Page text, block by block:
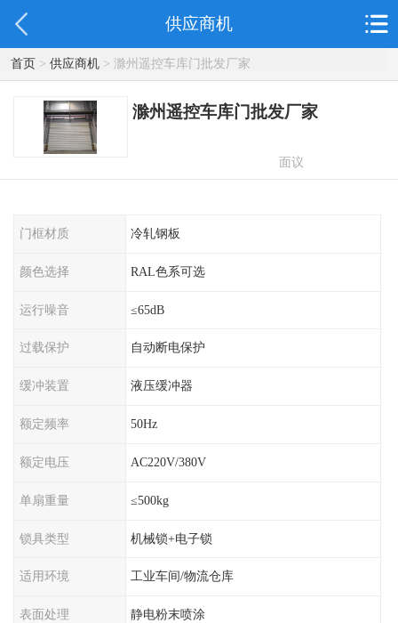
供应商机
首页> 供应商机> 滁州遥控车库门批发厂家
滁州遥控车库门批发厂家
面议
门框材质 冷轧钢板
颜色选择 RAL色系可选
运行噪音 ≤65dB
过载保护 自动断电保护
缓冲装置 液压缓冲器
额定频率 50Hz
额定电压 AC220V/380V
单扇重量 ≤500kg
锁具类型 机械锁+电子锁
适用环境 工业车间/物流仓库
表面处理 静电粉末喷涂